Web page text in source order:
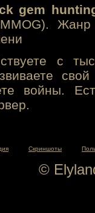
gem
Жанр
с
свой
войны.
Скриншоты
©